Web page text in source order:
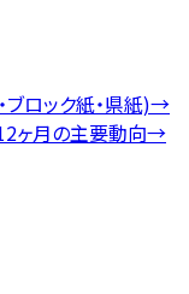
ロック紙・県紙)→
ヶ月の主要動向→